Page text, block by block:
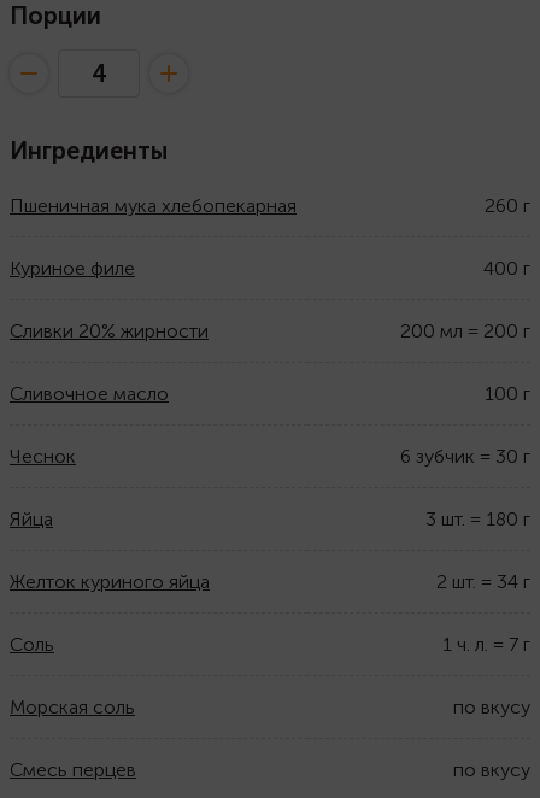
Порции
Ингредиенты
Пшеничная мука хлебопекарная 260 г
Куриное филе 400 г
Сливки 20% жирности 200 мл = 200 г
Сливочное масло 100 г
Чеснок 6 зубчик = 30 г
Яйца 3 шт. = 180 г
Желток куриного яйца 2 шт. = 34 г
Соль 1 ч. л. = 7 г
Морская соль по вкусу
Смесь перцев по вкусу